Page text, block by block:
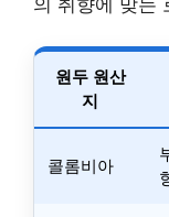
원두 원산
지
콜롬비아